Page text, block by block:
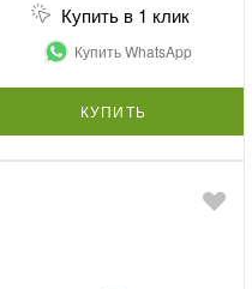
Купить в 1 клик
Купить WhatsApp
КУПИТЬ